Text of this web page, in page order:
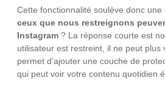
Cette fonctionnalité soulève donc
ceux que nous restreignons
Instagram ? La réponse courte est
utilisateur est restreint, il ne peut plus
permet d’ajouter une couche de
qui peut voir votre contenu quotidien